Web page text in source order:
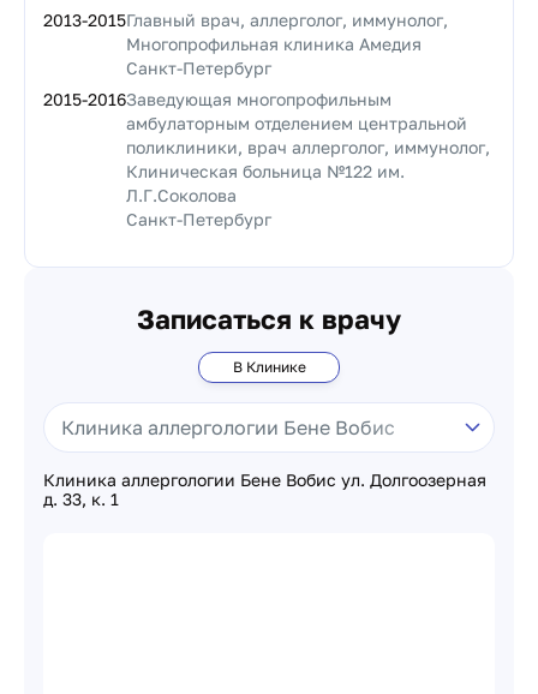
2013-2015Главный врач, аллерголог, иммунолог,
Многопрофильная клиника Амедия
Санкт-Петербург
2015-2016Заведующая многопрофильным
амбулаторным отделением центральной
поликлиники, врач аллерголог, иммунолог,
Клиническая больница №122 им.
Л.Г.Соколова
Санкт-Петербург
Записаться к врачу
В Клинике
Клиника аллергологии Бене Вобис ул. Долгоозерная
д. 33, к. 1